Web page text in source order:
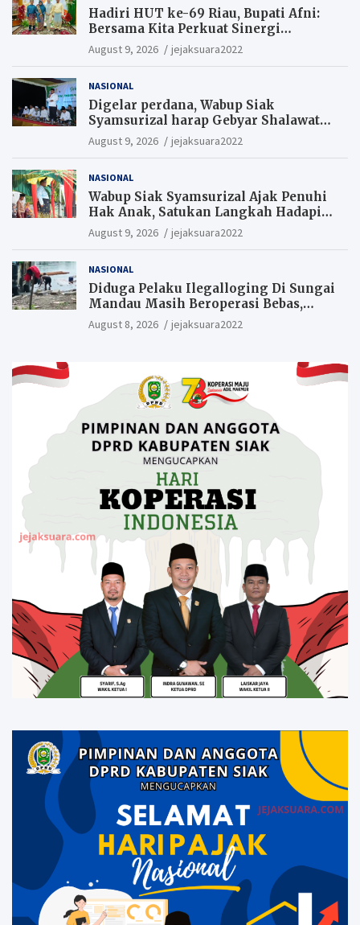
Hadiri HUT ke-69 Riau, Bupati Afni:
Bersama Kita Perkuat Sinergi
Pembangunan
August 9, 2026 jejaksuara2022
NASIONAL
Digelar perdana, Wabup Siak
Syamsurizal harap Gebyar Shalawat
bisa meningkatkan nilai keagamaan
ditengah-tengah masyarakat.
August 9, 2026 jejaksuara2022
NASIONAL
Wabup Siak Syamsurizal Ajak Penuhi
Hak Anak, Satukan Langkah Hadapi
Tantangan Daerah
August 9, 2026 jejaksuara2022
NASIONAL
Diduga Pelaku Ilegalloging Di Sungai
Mandau Masih Beroperasi Bebas,
Masyarakat Minta Aparat Penegak
Hukum Segera Tangkap Aktor Dan
August 8, 2026 jejaksuara2022